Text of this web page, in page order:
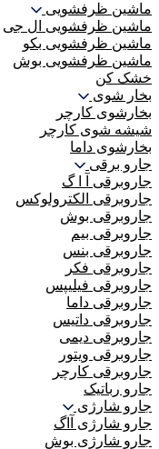
ماشین ظرفشویی
ماشین ظرفشویی ال جی
ماشین ظرفشویی بکو
ماشین ظرفشویی بوش
خشک کن
بخار شوی
بخارشوی کارچر
شیشه شوی کارچر
بخارشوی داما
جارو برقی
جاروبرقی آ ا گ
جاروبرقی الکترولوکس
جاروبرقی بوش
جاروبرقی بیم
جاروبرقی بنس
جاروبرقی فکر
جاروبرقی فیلیپس
جاروبرقی داما
جاروبرقی داتیس
جاروبرقی دیمی
جاروبرقی ویتور
جاروبرقی کارچر
جارو رباتیک
جارو شارژی
جارو شارژی آاگ
جارو شارژی بوش